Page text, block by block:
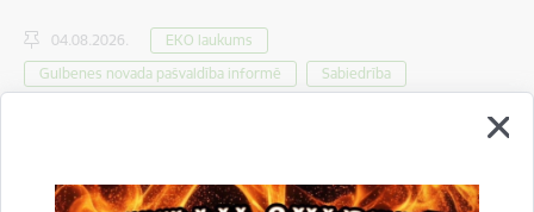
04.08.2026.
EKO laukums
Gulbenes novada pašvaldība informē
Sabiedrība